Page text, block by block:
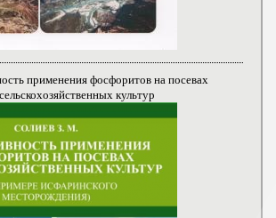
применения фосфоритов на посевах
сельскохозяйственных культур